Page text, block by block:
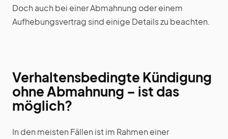
Doch auch bei einer Abmahnung oder einem
Aufhebungsvertrag sind einige Details zu beachten.
Verhaltensbedingte Kündigung
ohne Abmahnung – ist das
möglich?
In den meisten Fällen ist im Rahmen einer